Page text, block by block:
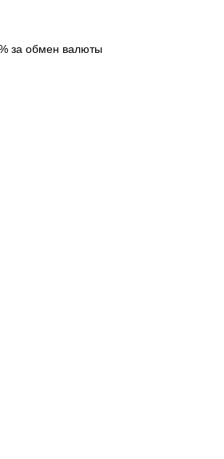
за обмен валюты